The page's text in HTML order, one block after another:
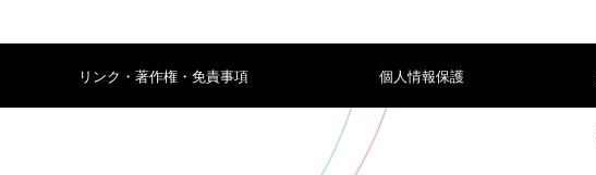
リンク・著作権・免責事項 個人情報保護